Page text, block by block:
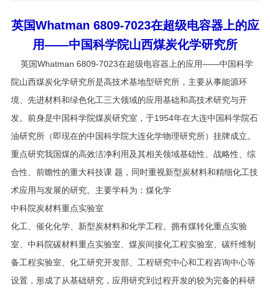
英国Whatman 6809-7023在超级电容器上的应
用——中国科学院山西煤炭化学研究所
英国Whatman 6809-7023在超级电容器上的应用——中国科学
院山西煤炭化学研究所是高技术基地型研究所，主要从事能源环
境、先进材料和绿色化工三大领域的应用基础和高技术研究与开
发。前身是中国科学院煤炭研究室，于1954年在大连中国科学院石
油研究所（即现在的中国科学院大连化学物理研究所）挂牌成立。
重点研究我国煤的高效洁净利用及其相关领域基础性、战略性、综
合性、前瞻性的重大科技课 题，同时重视新型炭材料和精细化工技
术应用与发展的研究。主要学科为：煤化学
中科院炭材料重点实验室
化工、催化化学、新型炭材料和化学工程。拥有煤转化重点实验
室、中科院碳材料重点实验室、煤炭间接化工程实验室、碳纤维制
备工程实验室、化工研究开发部、工程研究中心和工程咨询中心等
设置，形成了从基础研究，应用研究到过程开发的较为完备的科研